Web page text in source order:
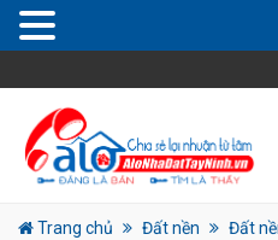
Trang chủ Đất nền
Đất